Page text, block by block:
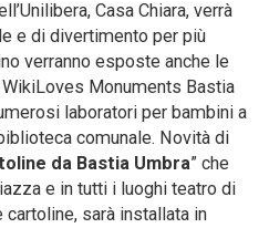
Casa Chiara, verrà
e di divertimento per più
verranno esposte anche le
Monuments Bastia
laboratori per bambini a
comunale. Novità di
da Bastia Umbra” che
e in tutti i luoghi teatro di
sarà installata in